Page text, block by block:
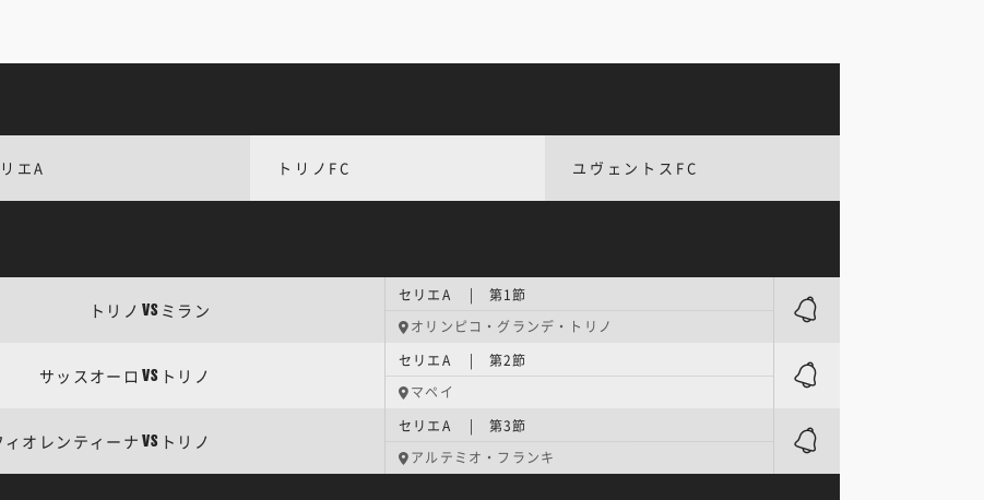
エA トリノFC ユヴェントスFC
トリノ VS ミラン
セリエA | 第1節
オリンピコ・グランデ・トリノ
サッスオーロ VS トリノ
セリエA | 第2節
マペイ
ィオレンティーナ VS トリノ
セリエA | 第3節
アルテミオ・フランキ